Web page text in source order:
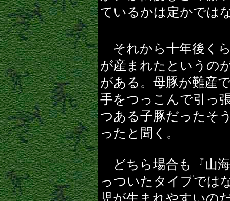
ているかは定かで
それから十年後く
が産まれたというの
がある。母豚が難産
手をつっこんで引っ
つある子豚だったそ
ったと聞く。
どちら場合も『山
っついたタイプでは
児が生まれやすいの